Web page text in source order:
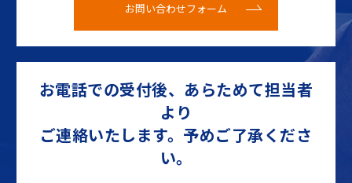
お問い合わせフォーム
お電話での受付後、あらためて担当者
より
ご連絡いたします。予めご了承くださ
い。